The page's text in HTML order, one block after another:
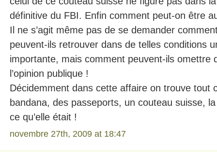
définitive du FBI. Enfin comment peut-on être
Il ne s’agit même pas de se demander
peuvent-ils retrouver dans de telles conditions
importante, mais comment peuvent-ils omettre
l’opinion publique !
Décidemment dans cette affaire on trouve tout
bandana, des passeports, un couteau suisse,
ce qu’elle était !
novembre 27th, 2009 at 18:47